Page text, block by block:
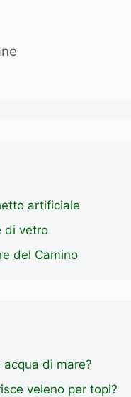
artificiale
di vetro
del Camino
acqua di mare?
veleno per topi?